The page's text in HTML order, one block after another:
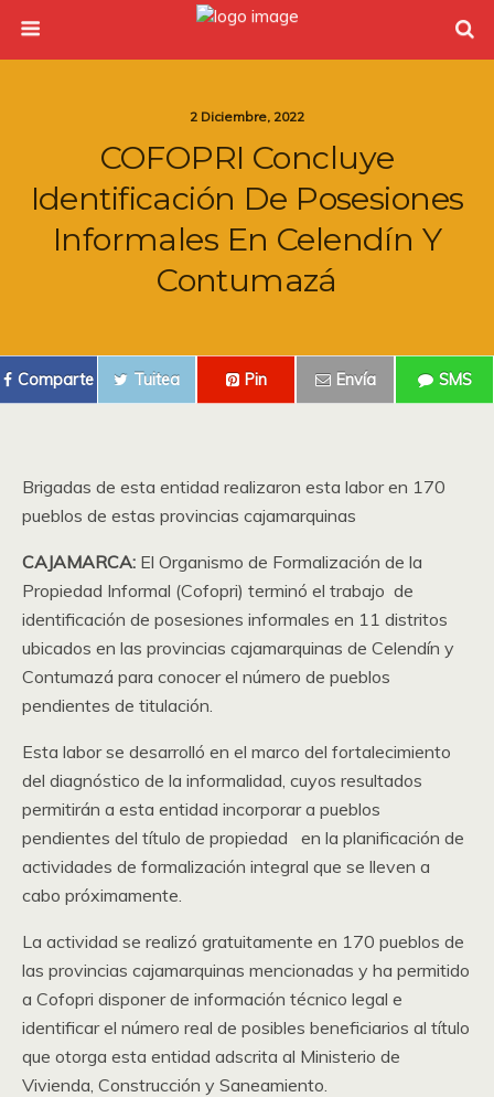
2 Diciembre, 2022
COFOPRI Concluye
Identificación De Posesiones
Informales En Celendín Y
Contumazá
Comparte Tuitea Pin Envía SMS
Brigadas de esta entidad realizaron esta labor en 170
pueblos de estas provincias cajamarquinas
CAJAMARCA: El Organismo de Formalización de la
Propiedad Informal (Cofopri) terminó el trabajo de
identificación de posesiones informales en 11 distritos
ubicados en las provincias cajamarquinas de Celendín y
Contumazá para conocer el número de pueblos
pendientes de titulación.
Esta labor se desarrolló en el marco del fortalecimiento
del diagnóstico de la informalidad, cuyos resultados
permitirán a esta entidad incorporar a pueblos
pendientes del título de propiedad en la planificación de
actividades de formalización integral que se lleven a
cabo próximamente.
La actividad se realizó gratuitamente en 170 pueblos de
las provincias cajamarquinas mencionadas y ha permitido
a Cofopri disponer de información técnico legal e
identificar el número real de posibles beneficiarios al título
que otorga esta entidad adscrita al Ministerio de
Vivienda, Construcción y Saneamiento.